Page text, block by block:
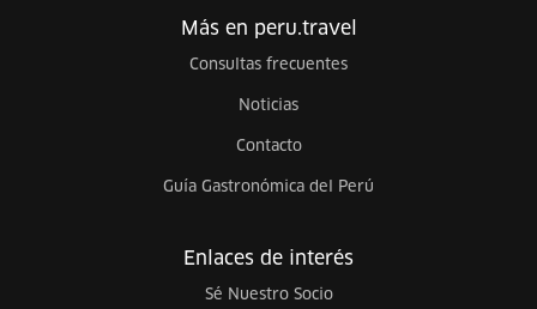
Más en peru.travel
Consultas frecuentes
Noticias
Contacto
Guía Gastronómica del Perú
Enlaces de interés
Sé Nuestro Socio